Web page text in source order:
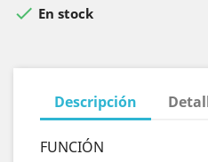
 En stock
Descripción
FUNCIÓN